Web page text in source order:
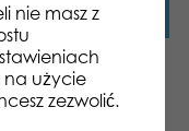
się więcej
Wolf Woody
plush
nie masz z
na użycie
zezwolić.